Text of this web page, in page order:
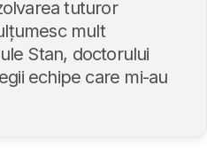
tuturor
mult
Stan, doctorului
echipe care mi-au